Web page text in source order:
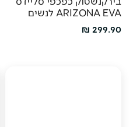
ARIZONA EVA לנשים
מחיר מבצע
299.90 ₪